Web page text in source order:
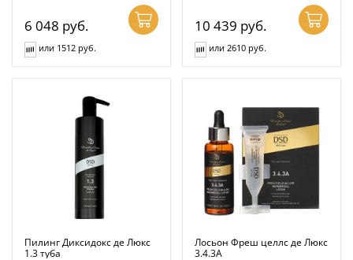
6 048 руб.
или 1512 руб.
10 439 руб.
или 2610 руб.
Пилинг Диксидокс де Люкс
1.3 туба
Лосьон Фреш целлс де Люкс
3.4.3А